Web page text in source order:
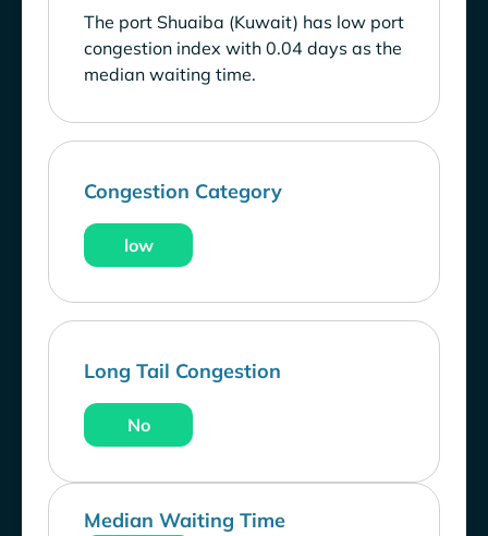
The port Shuaiba (Kuwait) has low port
congestion index with 0.04 days as the
median waiting time.
Congestion Category
low
Long Tail Congestion
No
Median Waiting Time